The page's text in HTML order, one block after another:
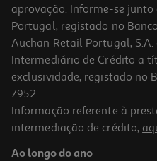
Tempero Margão
49.67 €/Kg
aprovação. Informe-se
Portugal, registado no
Auchan Retail Portugal,
Intermediário de Crédito a
exclusividade, registado no
7952.
Informação referente à
intermediação de crédito,
Ao longo do ano